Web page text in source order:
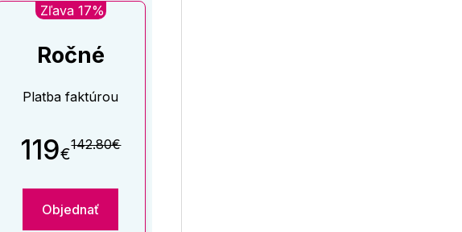
Zľava 17%
Ročné
Platba faktúrou
119€142.80€
Objednať